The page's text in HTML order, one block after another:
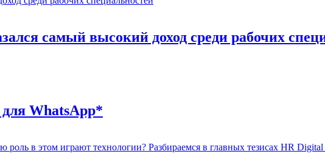
самый высокий доход среди рабочих
WhatsApp*